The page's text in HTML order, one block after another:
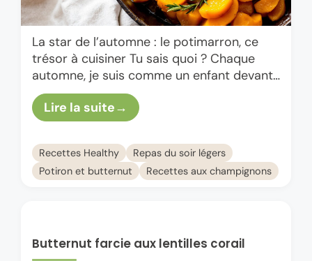
La star de l’automne : le potimarron, ce
trésor à cuisiner Tu sais quoi ? Chaque
automne, je suis comme un enfant devant
un rayon de potimarrons au marché. C’est
…
Lire la suite
Recettes Healthy
Repas du soir légers
Potiron et butternut
Recettes aux champignons
Butternut farcie aux lentilles corail